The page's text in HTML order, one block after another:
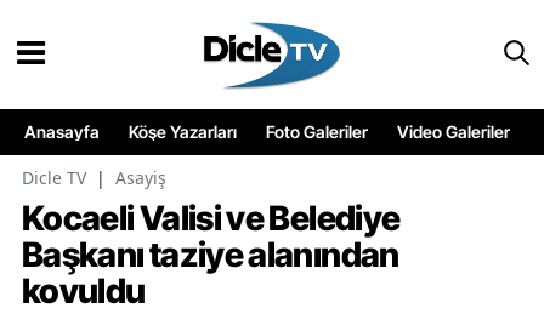
Anasayfa Köşe Yazarları Foto Galeriler Video Galeriler
Dicle TV | Asayiş
Kocaeli Valisi ve Belediye
Başkanı taziye alanından
kovuldu